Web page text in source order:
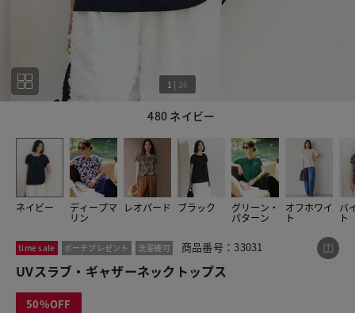
480 ネイビー
1 | 26
ネイビー ディープマ
リン
レオパード ブラック グリーン・
パターン
オフホワイ
ト
バ
ト
time sale ポーチプレゼント 洗濯機可 商品番号：33031
UVスラブ・ギャザーネックトップス
50
この商品をシェアする
UVスラブ・ギャザーネックトップス